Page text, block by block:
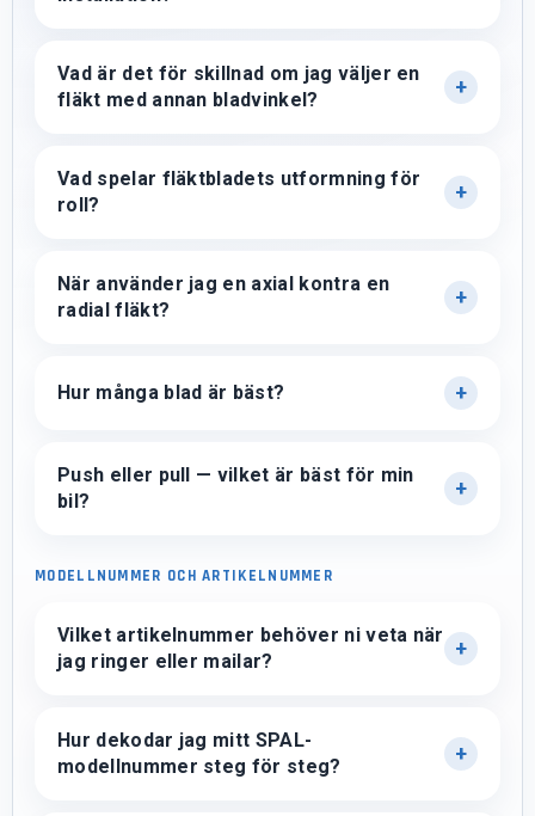
Vad är det för skillnad om jag väljer en
fläkt med annan bladvinkel?
Vad spelar fläktbladets utformning för
roll?
När använder jag en axial kontra en
radial fläkt?
Hur många blad är bäst?
Push eller pull — vilket är bäst för min
bil?
MODELLNUMMER OCH ARTIKELNUMMER
Vilket artikelnummer behöver ni veta när
jag ringer eller mailar?
Hur dekodar jag mitt SPAL-
modellnummer steg för steg?